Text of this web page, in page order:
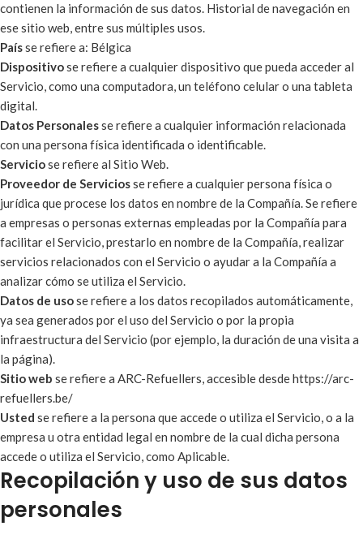
contienen la información de sus datos. Historial de navegación en
ese sitio web, entre sus múltiples usos.
Paísse refiere a: Bélgica
Dispositivose refiere a cualquier dispositivo que pueda acceder al
Servicio, como una computadora, un teléfono celular o una tableta
digital.
Datos Personalesse refiere a cualquier información relacionada
con una persona física identificada o identificable.
Serviciose refiere al Sitio Web.
Proveedor de Serviciosse refiere a cualquier persona física o
jurídica que procese los datos en nombre de la Compañía. Se refiere
a empresas o personas externas empleadas por la Compañía para
facilitar el Servicio, prestarlo en nombre de la Compañía, realizar
servicios relacionados con el Servicio o ayudar a la Compañía a
analizar cómo se utiliza el Servicio.
Datos de usose refiere a los datos recopilados automáticamente,
ya sea generados por el uso del Servicio o por la propia
infraestructura del Servicio (por ejemplo, la duración de una visita a
la página).
Sitio web se refiere a ARC-Refuellers, accesible desdehttps://arc-
refuellers.be/
Usted se refiere a la persona que accede o utiliza el Servicio, o a la
empresa u otra entidad legal en nombre de la cual dicha persona
accede o utiliza el Servicio, como Aplicable.
Recopilación y uso de sus datos
personales